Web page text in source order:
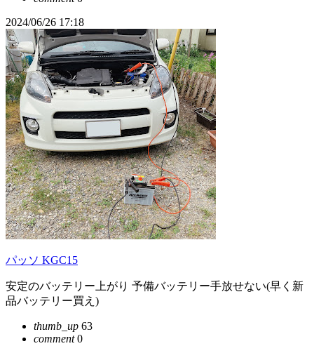
2024/06/26 17:18
パッソ KGC15
安定のバッテリー上がり 予備バッテリー手放せない(早く新
品バッテリー買え)
thumb_up 63
comment0